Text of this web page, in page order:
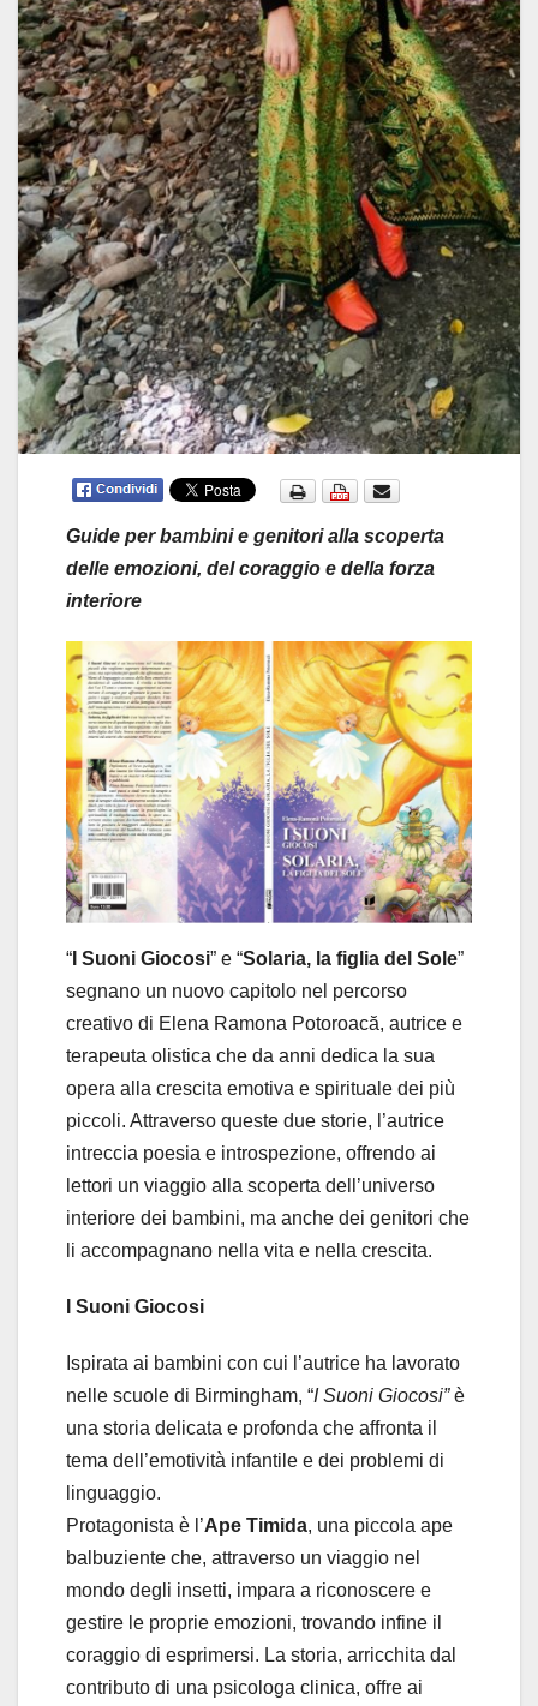
Guide per bambini e genitori alla scoperta
delle emozioni, del coraggio e della forza
interiore
“ I Suoni Giocosi” e “Solaria, la figlia del Sole”
segnano un nuovo capitolo nel percorso
creativo di Elena Ramona Potoroacă, autrice e
terapeuta olistica che da anni dedica la sua
opera alla crescita emotiva e spirituale dei più
piccoli. Attraverso queste due storie, l’autrice
intreccia poesia e introspezione, offrendo ai
lettori un viaggio alla scoperta dell’universo
interiore dei bambini, ma anche dei genitori che
li accompagnano nella vita e nella crescita.
I Suoni Giocosi
Ispirata ai bambini con cui l’autrice ha lavorato
nelle scuole di Birmingham, “I Suoni Giocosi”è
una storia delicata e profonda che affronta il
tema dell’emotività infantile e dei problemi di
linguaggio.
Protagonista è l’Ape Timida, una piccola ape
balbuziente che, attraverso un viaggio nel
mondo degli insetti, impara a riconoscere e
gestire le proprie emozioni, trovando infine il
coraggio di esprimersi. La storia, arricchita dal
contributo di una psicologa clinica, offre ai